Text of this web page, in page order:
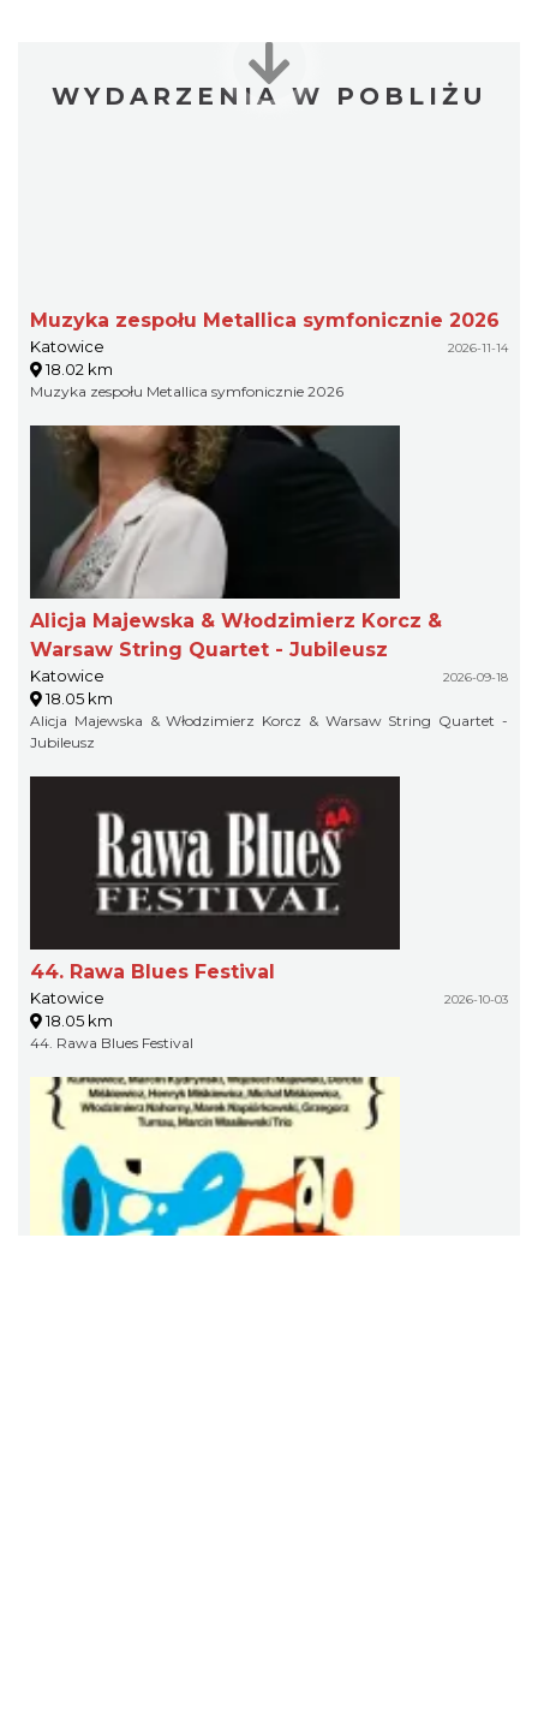
WYDARZENIA W POBLIŻU
Muzyka zespołu Metallica symfonicznie 2026
Katowice 2026-11-14
18.02 km
Muzyka zespołu Metallica symfonicznie 2026
Alicja Majewska & Włodzimierz Korcz &
Warsaw String Quartet - Jubileusz
Katowice 2026-09-18
18.05 km
Alicja Majewska & Włodzimierz Korcz & Warsaw String Quartet -
Jubileusz
44. Rawa Blues Festival
Katowice 2026-10-03
18.05 km
44. Rawa Blues Festival